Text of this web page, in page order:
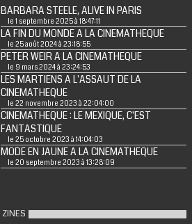
BARBARA STEELE, ALIVE IN PARIS
le 1 septembre 2025 à 18:47:11
LA FIN DU MONDE A LA CINEMATHEQUE
le 25 août 2024 à 23:18:55
PETER WEIR A LA CINEMATHEQUE
le 9 mars 2024 à 23:24:53
LES MARTIENS A L'ASSAUT DE LA
CINEMATHEQUE
le 22 novembre 2023 à 22:04:00
CINEMATHEQUE : LE MEXIQUE, C'EST
FANTASTIQUE
le 25 octobre 2023 à 14:04:03
MODE EN JAUNE A LA CINEMATHEQUE
le 20 septembre 2023 à 13:28:09
ZINES